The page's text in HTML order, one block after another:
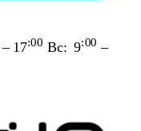
– 17:00 Вс: 9:00 –